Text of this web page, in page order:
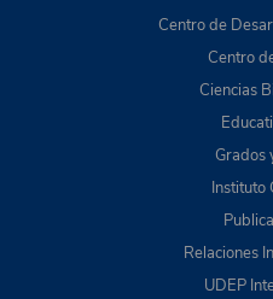
Centro de
Centro
Ciencias
Grados
Instituto
Relaciones
UDEP